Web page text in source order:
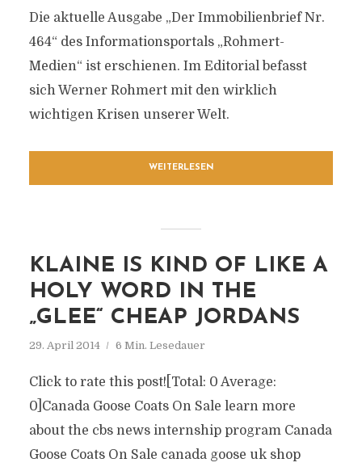
Die aktuelle Ausgabe „Der Immobilienbrief Nr.
464“ des Informationsportals „Rohmert-
Medien“ ist erschienen. Im Editorial befasst
sich Werner Rohmert mit den wirklich
wichtigen Krisen unserer Welt.
WEITERLESEN
KLAINE IS KIND OF LIKE A
HOLY WORD IN THE
„GLEE“ CHEAP JORDANS
29. April 2014 6 Min. Lesedauer
Click to rate this post![Total: 0 Average:
0]Canada Goose Coats On Sale learn more
about the cbs news internship program Canada
Goose Coats On Sale canada goose uk shop